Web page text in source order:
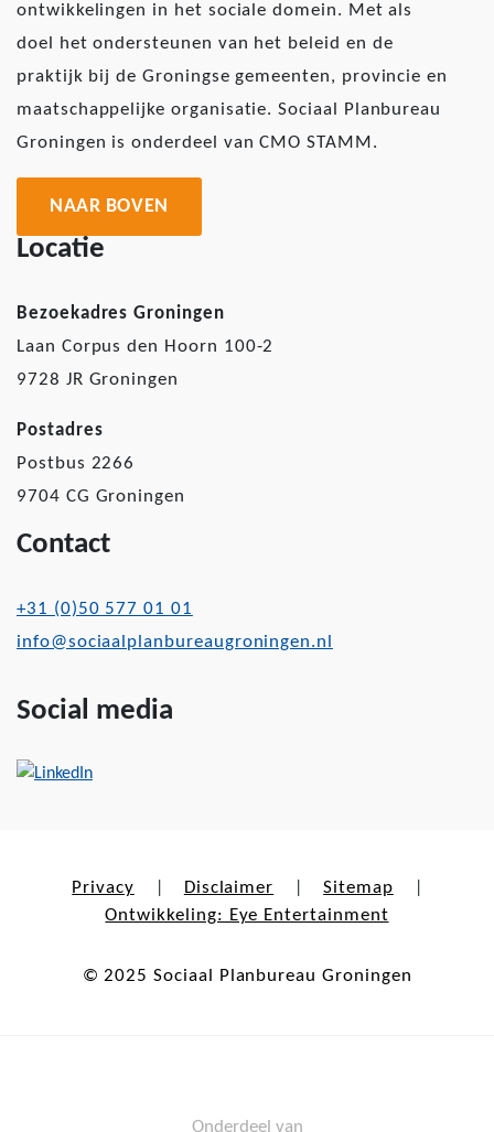
ontwikkelingen in het sociale domein. Met als
doel het ondersteunen van het beleid en de
praktijk bij de Groningse gemeenten, provincie en
maatschappelijke organisatie. Sociaal Planbureau
Groningen is onderdeel van CMO STAMM.
NAAR BOVEN
Locatie
Bezoekadres Groningen
Laan Corpus den Hoorn 100-2
9728 JR Groningen
Postadres
Postbus 2266
9704 CG Groningen
Contact
+31 (0)50 577 01 01
info@sociaalplanbureaugroningen.nl
Social media
Privacy Disclaimer Sitemap
Ontwikkeling: Eye Entertainment
© 2025 Sociaal Planbureau Groningen
Onderdeel van